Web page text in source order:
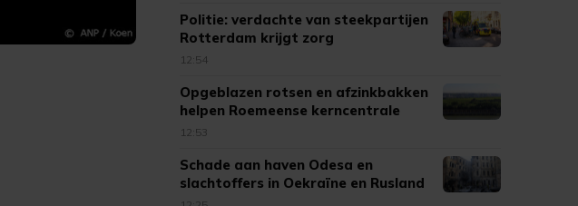
Politie: verdachte van steekpartijen
Rotterdam krijgt zorg
12:54
Opgeblazen rotsen en afzinkbakken
helpen Roemeense kerncentrale
12:53
Schade aan haven Odesa en
slachtoffers in Oekraïne en Rusland